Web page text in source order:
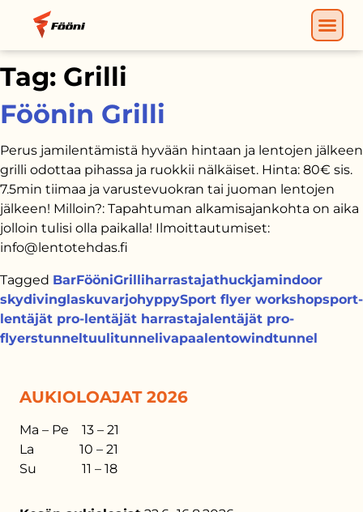
Tag: Grilli
Föönin Grilli
Perus jamilentämistä hyvään hintaan ja lentojen jälkeen
grilli odottaa pihassa ja ruokkii nälkäiset. Hinta: 80€ sis.
7.5min tiimaa ja varustevuokran tai juoman lentojen
jälkeen! Milloin?: Tapahtuman alkamisajankohta on aika
jolloin tulisi olla paikalla! Ilmoittautumiset:
info@lentotehdas.fi
Tagged BarFööniGrilli harrastajathuckjamindoor
skydiving laskuvarjohyppySport flyer workshopsport-
lentäjät pro-lentäjät harrastajalentäjät pro-
flyerstunnel tuulitunnelivapaalentowindtunnel
AUKIOLOAJAT 2026
Ma – Pe 13 – 21
La 10 – 21
Su 11 – 18